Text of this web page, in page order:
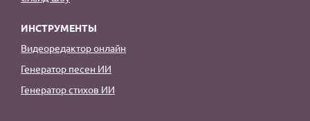
ИНСТРУМЕНТЫ
Видеоредактор онлайн
Генератор песен ИИ
Генератор стихов ИИ